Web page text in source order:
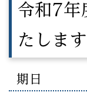
令和7年
たします
期日